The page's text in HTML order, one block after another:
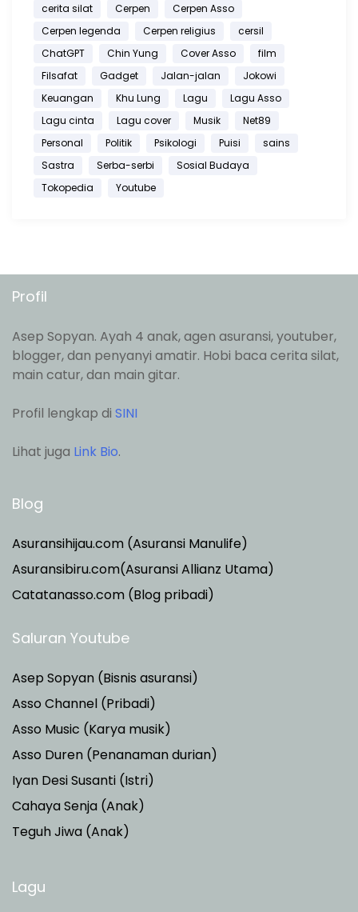
cerita silat
Cerpen
Cerpen Asso
Cerpen legenda
Cerpen religius
cersil
ChatGPT
Chin Yung Cover Asso
film
Filsafat
Gadget Jalan-jalan
Jokowi
Keuangan
Khu Lung Lagu
Lagu Asso
Lagu cinta
Lagu cover Musik
Net89
Personal
Politik Psikologi Puisi
sains
Sastra
Serba-serbi
Sosial Budaya
Tokopedia
Youtube
Profil
Asep Sopyan. Ayah 4 anak, agen asuransi, youtuber,
blogger, dan penyanyi amatir. Hobi baca cerita silat,
main catur, dan main gitar.
Profil lengkap di SINI
Lihat juga Link Bio.
Blog
Asuransihijau.com (Asuransi Manulife)
Asuransibiru.com(Asuransi Allianz Utama)
Catatanasso.com (Blog pribadi)
Saluran Youtube
Asep Sopyan (Bisnis asuransi)
Asso Channel (Pribadi)
Asso Music (Karya musik)
Asso Duren (Penanaman durian)
Iyan Desi Susanti (Istri)
Cahaya Senja (Anak)
Teguh Jiwa (Anak)
Lagu